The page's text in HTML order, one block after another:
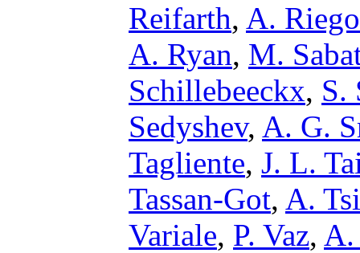
Reifarth, A.
A. Ryan, M.
Schillebeeckx, S.
Sedyshev, A. G.
Tagliente, J. L.
Tassan-Got, A.
Variale, P. Vaz, A.